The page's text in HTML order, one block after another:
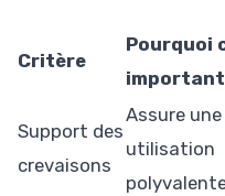
Critère
Pourquoi
important
Support des
crevaisons
Assure une
utilisation